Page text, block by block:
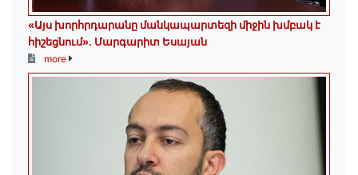
«Այս խորհրդարանը մանկապարտեզի միջին խմբակ է
հիշեցնում»․ Մարգարիտ Եսայան
more